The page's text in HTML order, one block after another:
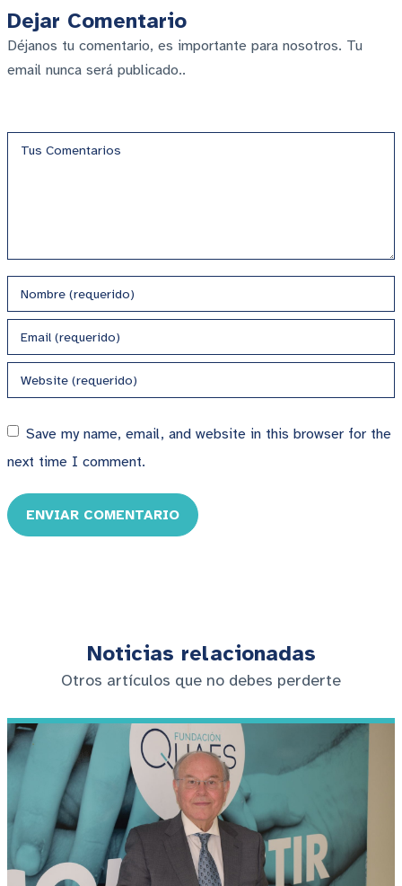
Dejar Comentario
Déjanos tu comentario, es importante para nosotros. Tu
email nunca será publicado..
Save my name, email, and website in this browser for the
next time I comment.
ENVIAR COMENTARIO
Noticias relacionadas
Otros artículos que no debes perderte